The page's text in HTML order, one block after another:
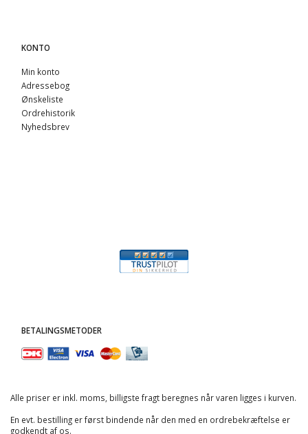
KONTO
Min konto
Adressebog
Ønskeliste
Ordrehistorik
Nyhedsbrev
BETALINGSMETODER
Alle priser er inkl. moms, billigste fragt beregnes når varen ligges i kurven.
En evt. bestilling er først bindende når den med en ordrebekræftelse er
godkendt af os.